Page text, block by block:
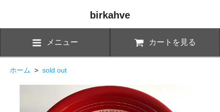
birkahve
メニュー カートを見る
ホーム > sold out